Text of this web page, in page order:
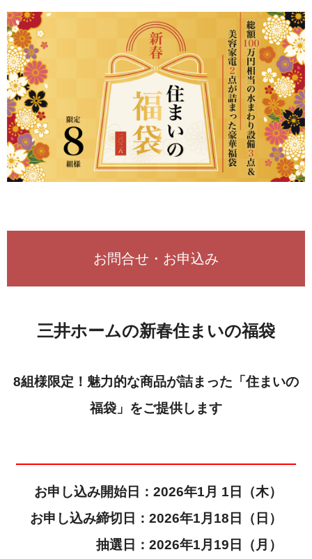
お問合せ・お申込み
三井ホームの新春住まいの福袋
8組様限定！魅力的な商品が詰まった「住まいの
福袋」をご提供します
お申し込み開始日：2026年1月 1日（木）
お申し込み締切日：2026年1月18日（日）
抽選日：2026年1月19日（月）